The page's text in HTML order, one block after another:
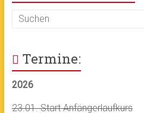
Termine:
2026
23.01. Start Anfängerlaufkurs